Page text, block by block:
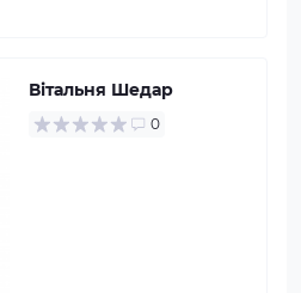
Вітальня Шедар
0